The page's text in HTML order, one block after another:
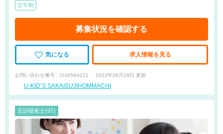
定年制
募集状況を確認する
気になる 求人情報を見る
お問い合わせ番号 : J100564121 2022年09月29日 更新
U-KID’S SAKAISUJIHOMMACHI
言語聴覚士(ST)